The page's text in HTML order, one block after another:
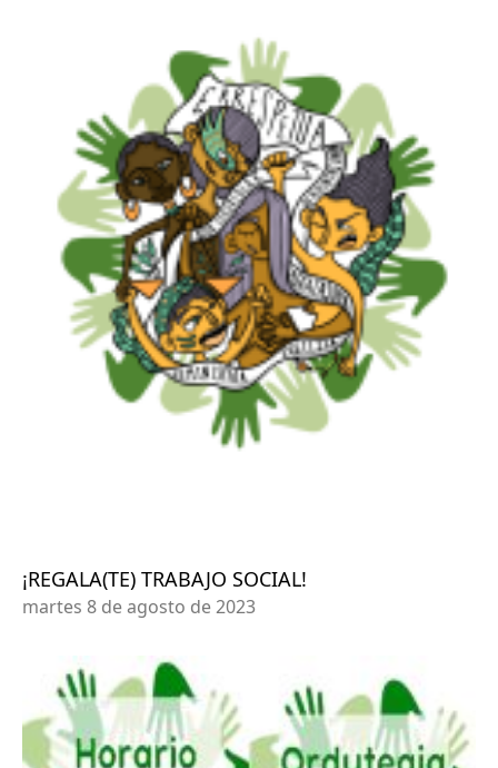
¡REGALA(TE) TRABAJO SOCIAL!
martes 8 de agosto de 2023